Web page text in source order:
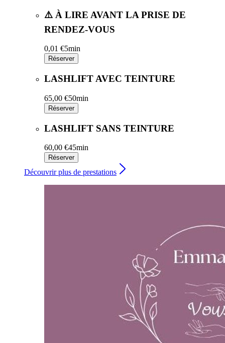
⚠️ À LIRE AVANT LA PRISE DE
RENDEZ-VOUS
0,01 €5min
Réserver
LASHLIFT AVEC TEINTURE
65,00 €50min
Réserver
LASHLIFT SANS TEINTURE
60,00 €45min
Réserver
Découvrir plus de prestations